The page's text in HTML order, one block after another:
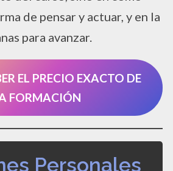
de pensar y actuar, y en la
para avanzar.
EL PRECIO EXACTO DE
FORMACIÓN
Personales